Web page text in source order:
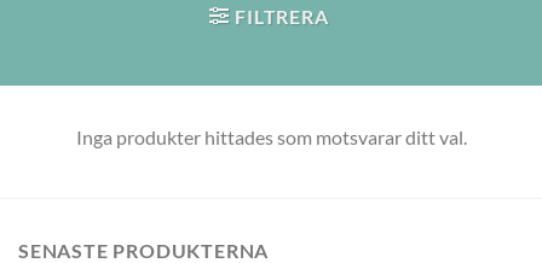
FILTRERA
Inga produkter hittades som motsvarar ditt val.
SENASTE PRODUKTERNA